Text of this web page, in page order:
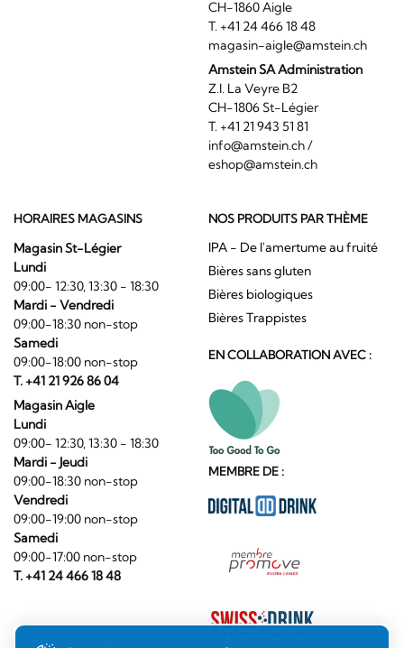
CH-1860 Aigle
T. +41 24 466 18 48
magasin-aigle@amstein.ch
Amstein SA Administration
Z.I. La Veyre B2
CH-1806 St-Légier
T. +41 21 943 51 81
info@amstein.ch/
eshop@amstein.ch
HORAIRES MAGASINS
Magasin St-Légier
Lundi
09:00- 12:30, 13:30 - 18:30
Mardi - Vendredi
09:00-18:30 non-stop
Samedi
09:00-18:00 non-stop
T. +41 21 926 86 04
Magasin Aigle
Lundi
09:00- 12:30, 13:30 - 18:30
Mardi - Jeudi
09:00-18:30 non-stop
Vendredi
09:00-19:00 non-stop
Samedi
09:00-17:00 non-stop
T. +41 24 466 18 48
NOS PRODUITS PAR THÈME
IPA - De l'amertume au fruité
Bières sans gluten
Bières biologiques
Bières Trappistes
EN COLLABORATION AVEC :
MEMBRE DE :